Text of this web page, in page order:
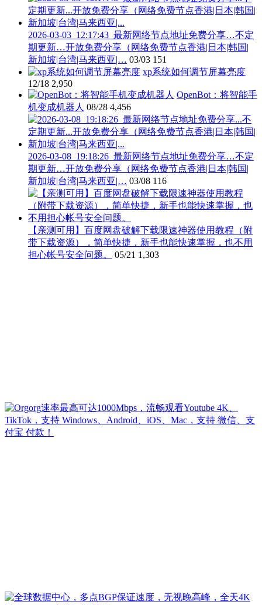
2026-03-03_12:17:43_最新网络节点地址免费分享…不定
期更新…开放免费分享（网络免费节点香港|日本|韩国|
新加坡|台湾|马来西亚|… 03/03 151
xp系统如何调节屏幕亮度
12/18 2,950
OpenBot：将智能手
机变成机器人 08/28 4,456
2026-03-08_19:18:26_最新网络节点地址免费分享…不定
期更新…开放免费分享（网络免费节点香港|日本|韩国|
新加坡|台湾|马来西亚|… 03/08 116
【亲测可用】百度网盘破解下载限速神器使用教程（附
带下载资源），简单快捷，新手也能快速掌握，也不用
担心帐号安全问题。
05/21 1,303